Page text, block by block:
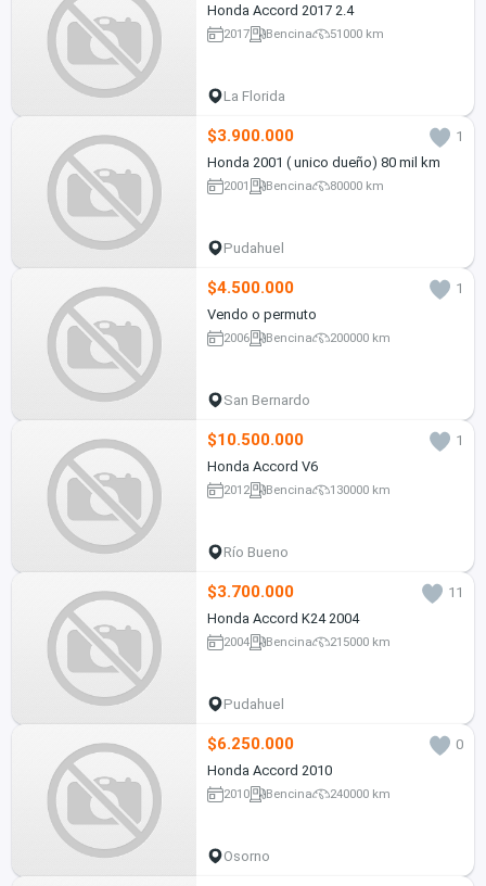
Honda Accord 2017 2.4
2017 Bencina 51000 km
La Florida
$3.900.000
1
Honda 2001 ( unico dueño) 80 mil km
2001 Bencina 80000 km
Pudahuel
$4.500.000
1
Vendo o permuto
2006 Bencina 200000 km
San Bernardo
$10.500.000
1
Honda Accord V6
2012 Bencina 130000 km
Río Bueno
$3.700.000
11
Honda Accord K24 2004
2004 Bencina 215000 km
Pudahuel
$6.250.000
0
Honda Accord 2010
2010 Bencina 240000 km
Osorno